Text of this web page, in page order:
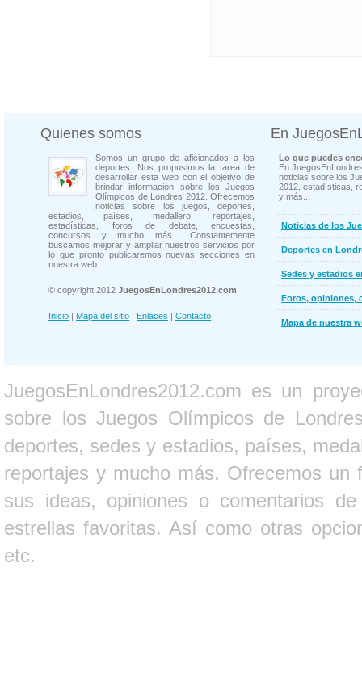
Quienes somos
Somos un grupo de aficionados a los
deportes. Nos propusimos la tarea de
desarrollar esta web con el objetivo de
brindar información sobre los Juegos
Olímpicos de Londres 2012. Ofrecemos
noticias sobre los juegos, deportes,
estadios, países, medallero, reportajes,
estadísticas, foros de debate, encuestas,
concursos y mucho más... Constantemente
buscamos mejorar y ampliar nuestros servicios por
lo que pronto publicaremos nuevas secciones en
nuestra web.
© copyright 2012 JuegosEnLondres2012.com
Inicio | Mapa del sitio | Enlaces | Contacto
En
Lo que puedes
En
noticias sobre los
2012, estadísticas,
y más...
Noticias de los
Deportes en
Sedes y estadios
Foros, opiniones,
Mapa de nuestra
JuegosEnLondres2012.com es un
sobre los Juegos Olímpicos de
deportes, sedes y estadios, países,
reportajes y mucho más. Ofrecemos un
sus ideas, opiniones o comentarios
estrellas favoritas. Así como otras
etc.